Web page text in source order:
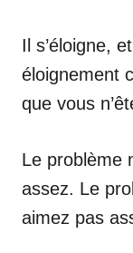
Il s’éloigne,
éloignement
que vous
Le problème
assez. Le
aimez pas